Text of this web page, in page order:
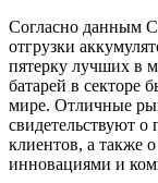
Согласно данным
отгрузки
пятерку лучших в
батарей в секторе
мире. Отличные
свидетельствуют
клиентов, а также
инновациями и